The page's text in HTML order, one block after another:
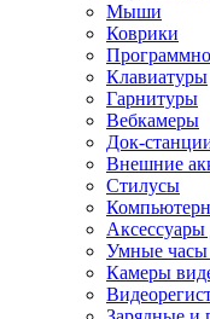
Мыши
Коврики
Клавиатуры
Гарнитуры
Вебкамеры
Док-
Внешние
Стилусы
Умные часы
Камеры